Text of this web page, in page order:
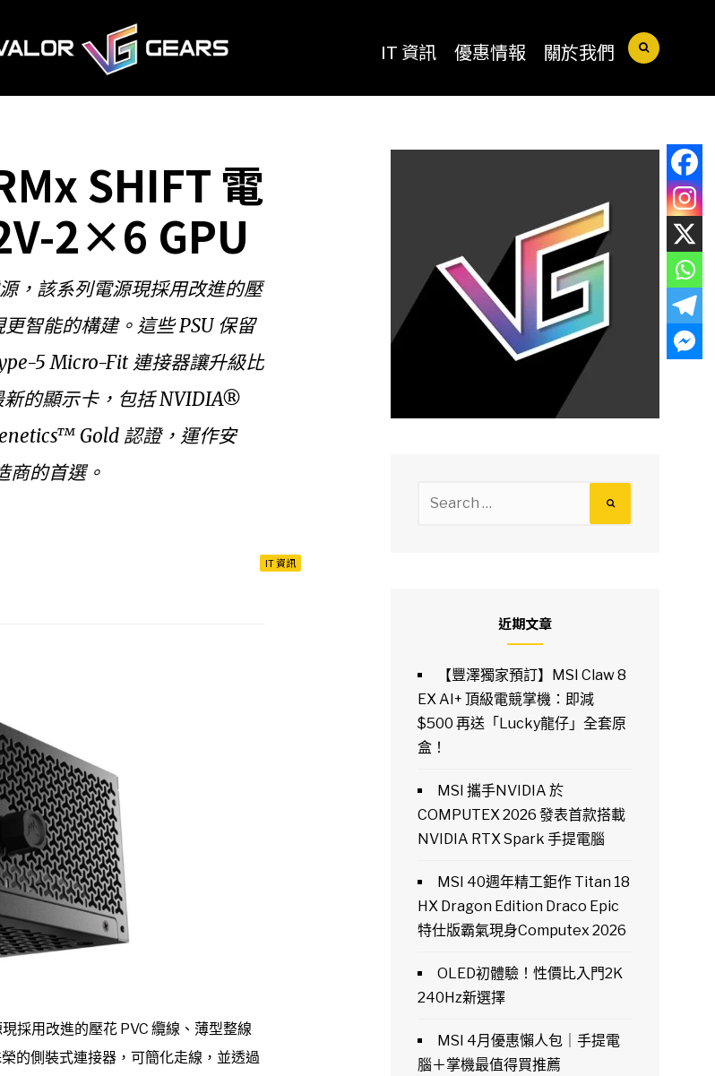
IT 資訊 優惠情報 關於我們
SHIFT 電
2×6 GPU
，該系列電源現採用改進的壓
智能的構建。這些 PSU 保留
5 Micro-Fit 連接器讓升級比
新的顯示卡，包括 NVIDIA®
Gold 認證，運作安
商的首選。
IT 資訊
採用改進的壓花 PVC 纜線、薄型整線
的側裝式連接器，可簡化走線，並透過
近期文章
【豐澤獨家預訂】MSI Claw 8
EX AI+ 頂級電競掌機：即減
$500 再送「Lucky龍仔」全套原
盒！
MSI 攜手NVIDIA 於
COMPUTEX 2026 發表首款搭載
NVIDIA RTX Spark 手提電腦
MSI 40週年精工鉅作 Titan 18
HX Dragon Edition Draco Epic
特仕版霸氣現身Computex 2026
OLED初體驗！性價比入門2K
240Hz新選擇
MSI 4月優惠懶人包｜手提電
腦＋掌機最值得買推薦